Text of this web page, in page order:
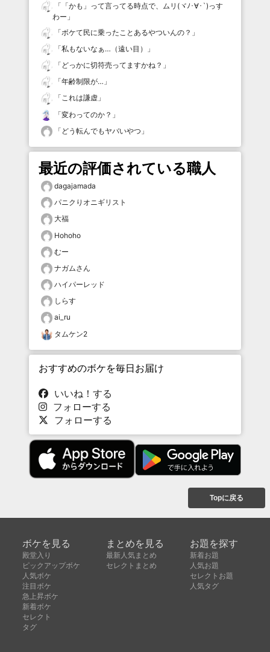
「 「かも」って言ってる時点で、ムリ(ヾﾉ･∀･`)っす
わー 」
「ボケて民に乗ったことあるやついんの？ 」
「私もないなぁ…（遠い目）
」
「 どっかに切符売ってますかね？ 」
「年齢制限が… 」
「これは謙虚 」
「変わってのか？ 」
「 どう転んでもヤバいやつ 」
最近の評価されている職人
dagajamada
パニクりオニギリスト
大福
Hohoho
むー
ナガムさん
ハイパーレッド
しらす
ai_ru
タムケン2
おすすめのボケを毎日お届け
いいね！する
フォローする
フォローする
Topに戻る
ボケを見る
殿堂入り
ピックアップボケ
人気ボケ
注目ボケ
急上昇ボケ
新着ボケ
セレクト
タグ
まとめを見る
最新人気まとめ
セレクトまとめ
お題を探す
新着お題
人気お題
セレクトお題
人気タグ